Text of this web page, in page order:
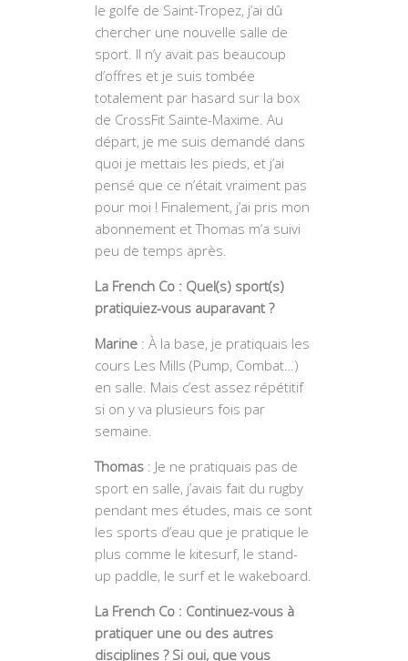
le golfe de Saint-Tropez, j’ai dû
chercher une nouvelle salle de
sport. Il n’y avait pas beaucoup
d’offres et je suis tombée
totalement par hasard sur la box
de CrossFit Sainte-Maxime. Au
départ, je me suis demandé dans
quoi je mettais les pieds, et j’ai
pensé que ce n’était vraiment pas
pour moi ! Finalement, j’ai pris mon
abonnement et Thomas m’a suivi
peu de temps après.
La French Co : Quel(s) sport(s)
pratiquiez-vous auparavant ?
Marine : À la base, je pratiquais les
cours Les Mills (Pump, Combat…)
en salle. Mais c’est assez répétitif
si on y va plusieurs fois par
semaine.
Thomas : Je ne pratiquais pas de
sport en salle, j’avais fait du rugby
pendant mes études, mais ce sont
les sports d’eau que je pratique le
plus comme le kitesurf, le stand-
up paddle, le surf et le wakeboard.
La French Co : Continuez-vous à
pratiquer une ou des autres
disciplines ? Si oui, que vous